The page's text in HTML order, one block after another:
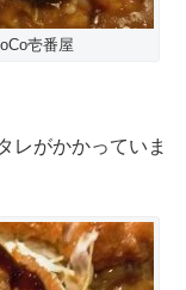
壱番屋
レがかかっていま